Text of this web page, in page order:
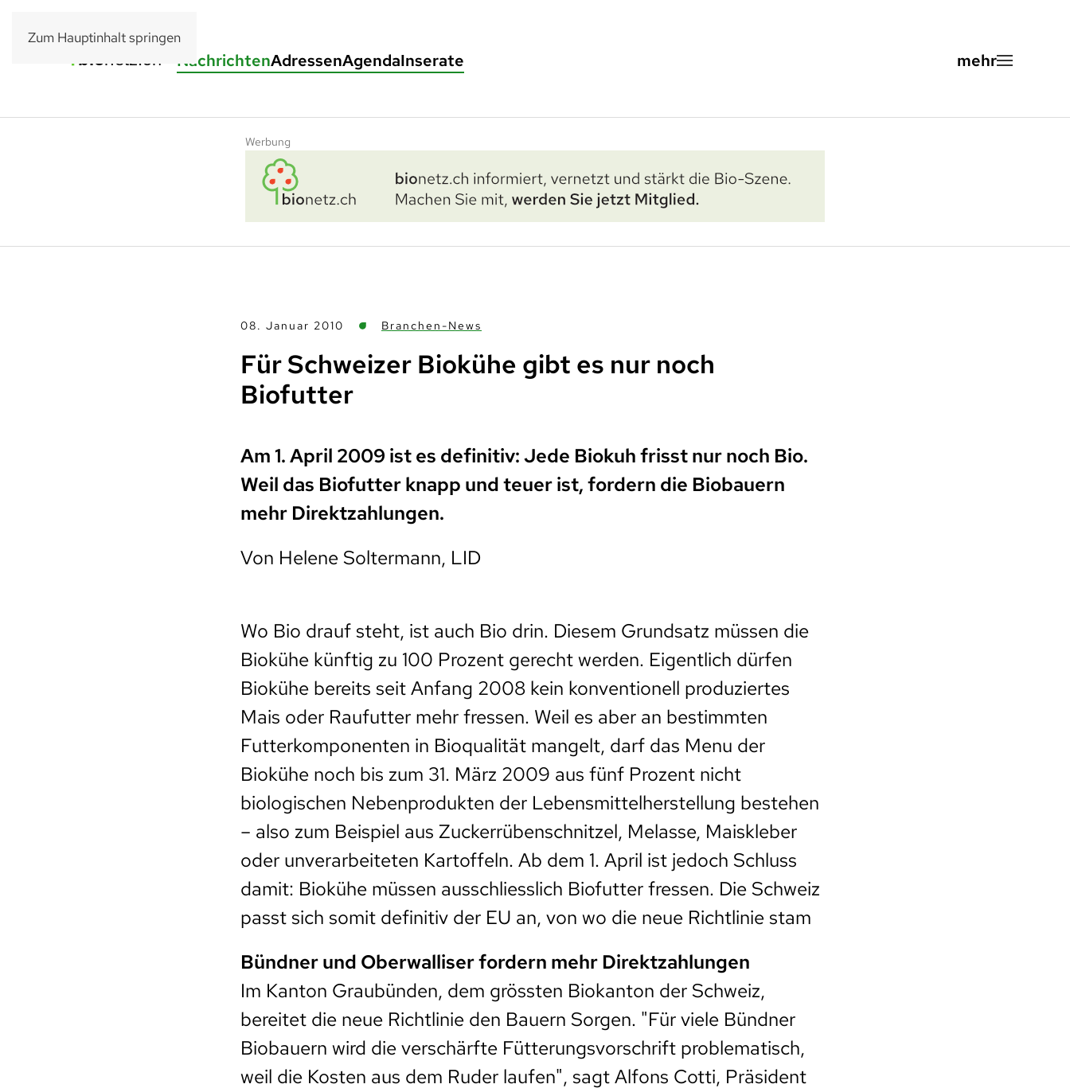
Zum Hauptinhalt springen
NachrichtenAdressenAgendaInserate
Werbung
08. Januar 2010 Branchen-News
Für Schweizer Biokühe gibt es nur noch
Biofutter
Am 1. April 2009 ist es definitiv: Jede Biokuh frisst nur noch Bio.
Weil das Biofutter knapp und teuer ist, fordern die Biobauern
mehr Direktzahlungen.
Von Helene Soltermann, LID
Wo Bio drauf steht, ist auch Bio drin. Diesem Grundsatz müssen die
Biokühe künftig zu 100 Prozent gerecht werden. Eigentlich dürfen
Biokühe bereits seit Anfang 2008 kein konventionell produziertes
Mais oder Raufutter mehr fressen. Weil es aber an bestimmten
Futterkomponenten in Bioqualität mangelt, darf das Menu der
Biokühe noch bis zum 31. März 2009 aus fünf Prozent nicht
biologischen Nebenprodukten der Lebensmittelherstellung bestehen
– also zum Beispiel aus Zuckerrübenschnitzel, Melasse, Maiskleber
oder unverarbeiteten Kartoffeln. Ab dem 1. April ist jedoch Schluss
damit: Biokühe müssen ausschliesslich Biofutter fressen. Die Schweiz
passt sich somit definitiv der EU an, von wo die neue Richtlinie stam
Bündner und Oberwalliser fordern mehr Direktzahlungen
Im Kanton Graubünden, dem grössten Biokanton der Schweiz,
bereitet die neue Richtlinie den Bauern Sorgen. "Für viele Bündner
Biobauern wird die verschärfte Fütterungsvorschrift problematisch,
weil die Kosten aus dem Ruder laufen", sagt Alfons Cotti, Präsident